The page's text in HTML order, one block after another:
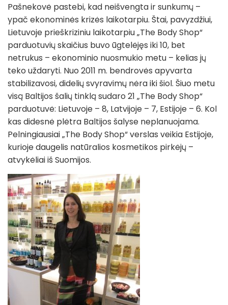
Pašnekovė pastebi, kad neišvengta ir sunkumų –
ypač ekonominės krizės laikotarpiu. Štai, pavyzdžiui,
Lietuvoje prieškriziniu laikotarpiu „The Body Shop“
parduotuvių skaičius buvo ūgtelėjęs iki 10, bet
netrukus – ekonominio nuosmukio metu – kelias jų
teko uždaryti. Nuo 2011 m. bendrovės apyvarta
stabilizavosi, didelių svyravimų nėra iki šiol. Šiuo metu
visą Baltijos šalių tinklą sudaro 21 „The Body Shop“
parduotuvė: Lietuvoje – 8, Latvijoje – 7, Estijoje – 6. Kol
kas didesnė plėtra Baltijos šalyse neplanuojama.
Pelningiausiai „The Body Shop“ verslas veikia Estijoje,
kurioje daugelis natūralios kosmetikos pirkėjų –
atvykėliai iš Suomijos.